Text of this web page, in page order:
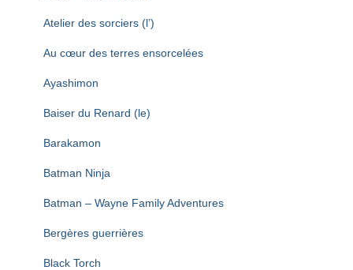
Atelier des sorciers (l’)
Au cœur des terres ensorcelées
Ayashimon
Baiser du Renard (le)
Barakamon
Batman Ninja
Batman – Wayne Family Adventures
Bergères guerrières
Black Torch